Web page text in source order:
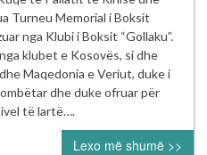
Memorial
“Abedin
Ejupi
–
Cuca”
Turneu Memorial i Boksit
nga Klubi i Boksit “Gollaku”.
klubet e Kosovës, si dhe
Maqedonia e Veriut, duke i
dhe duke ofruar për
të lartë….
Lexo më shumë >>